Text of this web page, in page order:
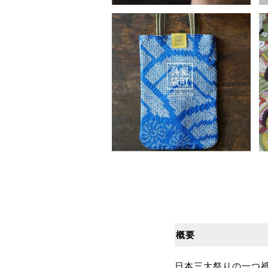
概要
日本三大祭りの一つ